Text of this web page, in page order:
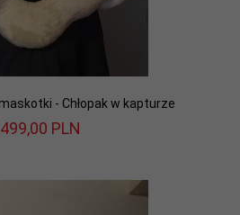
- Chłopak w kapturze
00 PLN